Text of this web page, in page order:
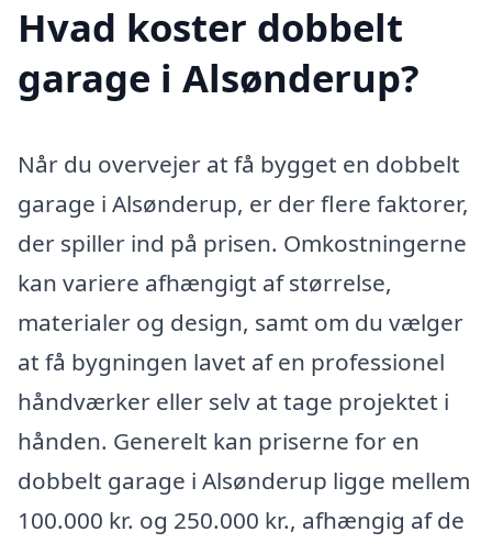
Hvad koster dobbelt
garage i Alsønderup?
Når du overvejer at få bygget en dobbelt
garage i Alsønderup, er der flere faktorer,
der spiller ind på prisen. Omkostningerne
kan variere afhængigt af størrelse,
materialer og design, samt om du vælger
at få bygningen lavet af en professionel
håndværker eller selv at tage projektet i
hånden. Generelt kan priserne for en
dobbelt garage i Alsønderup ligge mellem
100.000 kr. og 250.000 kr., afhængig af de